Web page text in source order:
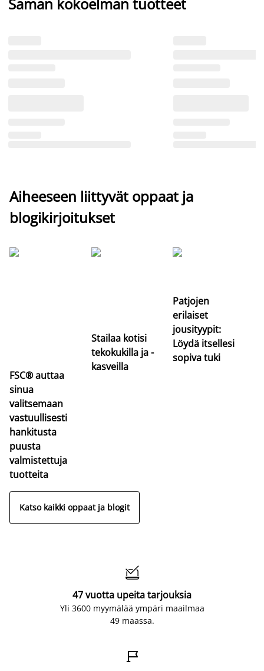
Aiheeseen liittyvät oppaat ja
blogikirjoitukset
FSC® auttaa
sinua
valitsemaan
vastuullisesti
hankitusta
puusta
valmistettuja
tuotteita
Stailaa kotisi
tekokukilla ja -
kasveilla
Patjojen
erilaiset
jousityypit:
Löydä itsellesi
sopiva tuki
Katso kaikki oppaat ja blogit

47 vuotta upeita tarjouksia
Yli 3600 myymälää ympäri maailmaa
49 maassa.
